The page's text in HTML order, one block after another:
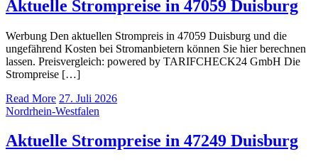
Aktuelle Strompreise in 47059 Duisburg
Werbung Den aktuellen Strompreis in 47059 Duisburg und die
ungefährend Kosten bei Stromanbietern können Sie hier berechnen
lassen. Preisvergleich: powered by TARIFCHECK24 GmbH Die
Strompreise […]
Read More 27. Juli 2026
Nordrhein-Westfalen
Aktuelle Strompreise in 47249 Duisburg